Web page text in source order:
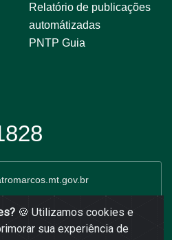
Relatório de publicações
automátizadas
PNTP Guia
🍪 Utilizamos cookies e
sua experiência de